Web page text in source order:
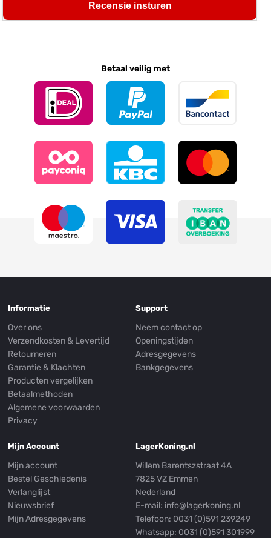
Recensie insturen
Betaal veilig met
Informatie
Over ons
Verzendkosten & Levertijd
Retourneren
Garantie & Klachten
Producten vergelijken
Betaalmethoden
Algemene voorwaarden
Privacy
Support
Neem contact op
Openingstijden
Adresgegevens
Bankgegevens
Mijn Account
Mijn account
Bestel Geschiedenis
Verlanglijst
Nieuwsbrief
Mijn Adresgegevens
LagerKoning.nl
Willem Barentszstraat 4A
7825 VZ Emmen
Nederland
E-mail: info@lagerkoning.nl
Telefoon: 0031 (0)591 239249
Whatsapp: 0031 (0)591 301999